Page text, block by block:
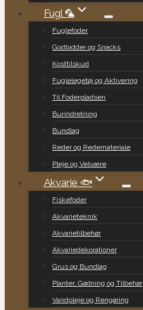
Fugl 🦜
Fuglefoder
Godbidder og Snacks
Kosttilskud
Fuglelegetøj og Aktivering
Til Foderpladsen
Burindretning
Bundlag
Reder og Redemateriale
Pleje og Velvære
Akvarie 🐟
Fiskefoder
Akvarieteknik
Akvarietilbehør
Akvariedekorationer
Grus og Bundlag
Planter, Gødning og Tilbehør
Vandpleje og Rengøring